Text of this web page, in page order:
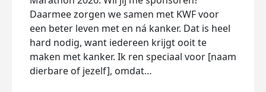
Daarmee zorgen we samen met KWF voor
een beter leven met en ná kanker. Dat is heel
hard nodig, want iedereen krijgt ooit te
maken met kanker. Ik ren speciaal voor [naam
dierbare of jezelf], omdat…